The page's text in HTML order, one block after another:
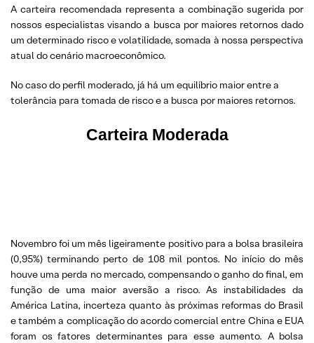
A carteira recomendada representa a combinação sugerida por
nossos especialistas visando a busca por maiores retornos dado
um determinado risco e volatilidade, somada à nossa perspectiva
atual do cenário macroeconômico.
No caso do perfil moderado, já há um equilíbrio maior entre a
tolerância para tomada de risco e a busca por maiores retornos.
Carteira Moderada
Novembro foi um mês ligeiramente positivo para a bolsa brasileira
(0,95%) terminando perto de 108 mil pontos. No início do mês
houve uma perda no mercado, compensando o ganho do final, em
função de uma maior aversão a risco. As instabilidades da
América Latina, incerteza quanto às próximas reformas do Brasil
e também a complicação do acordo comercial entre China e EUA
foram os fatores determinantes para esse aumento. A bolsa